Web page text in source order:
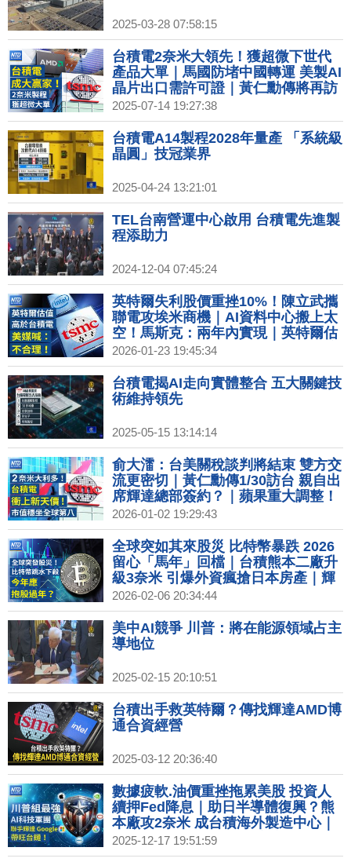
2025-03-28 07:58:15
台積電2奈米大領先！獲超微下世代
產品大單｜馬國防堵中國轉運 美製AI
晶片出口需許可證｜黃仁勳傳將再訪
中 美兩黨議員籲勿見共軍關聯企業｜
台灣首座超級電池工廠起火釀死傷
2025-07-14 19:27:38
台積電A14製程2028年量產 「系統級
晶圓」技冠業界
2025-04-24 13:21:01
TEL台南營運中心啟用 台積電先進製
程添助力
2024-12-04 07:45:24
英特爾失利股價重挫10%！陳立武攜
聯電攻埃米商機｜AI資料中心搬上太
空！馬斯克：兩年內實現｜英特爾估
值比台積電高 外媒喊：不合理！｜美
台企業盈利推升！外銀：股市非泡沫
黃金上看5350美元
2026-01-23 19:45:34
台積電揭AI走向實體整合 五大關鍵技
術維持領先
2025-05-15 13:14:14
俞大㵢：台美關稅談判將結束 雙方交
流更密切｜黃仁勳傳1/30訪台 親自出
席輝達總部簽約？｜蘋果重大調整！
2026年或不發表iPhone 18｜2026超
級獨角獸IPO潮！SpaceX、OpenAI
拚兆元身價
2026-01-02 19:29:43
全球突如其來股災 比特幣暴跌 2026
留心「馬年」回檔｜台積熊本二廠升
級3奈米 引爆外資瘋搶日本房產｜輝
達北士科權利金122億 北市府：最快
11日簽約｜時尚之都的冬季奧運 代表
隊服展現各國時尚力
2026-02-06 20:34:44
美中AI競爭 川普：將在能源領域占主
導地位
2025-02-15 20:10:51
台積出手救英特爾？傳找輝達AMD博
通合資經營
2025-03-12 20:36:40
數據疲軟.油價重挫拖累美股 投資人
續押Fed降息｜助日半導體復興？熊
本廠攻2奈米 成台積海外製造中心｜
台灣僅23%商品遭課稅 美主要貿易夥
伴中最低｜中國零售數據創疫情來新
2025-12-17 19:51:59